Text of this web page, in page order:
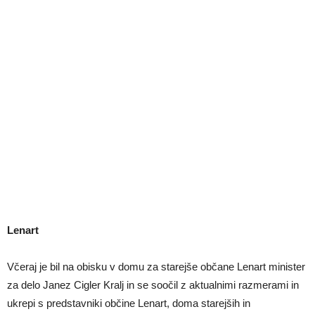
Lenart
Včeraj je bil na obisku v domu za starejše občane Lenart minister
za delo Janez Cigler Kralj in se soočil z aktualnimi razmerami in
ukrepi s predstavniki občine Lenart, doma starejših in